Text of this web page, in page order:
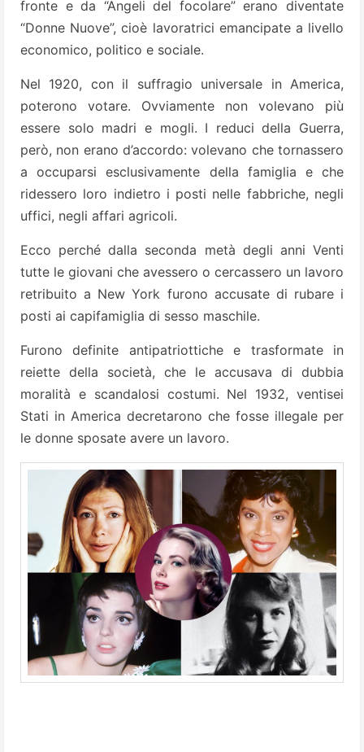
fronte e da “Angeli del focolare” erano diventate
“Donne Nuove”, cioè lavoratrici emancipate a livello
economico, politico e sociale.
Nel 1920, con il suffragio universale in America,
poterono votare. Ovviamente non volevano più
essere solo madri e mogli. I reduci della Guerra,
però, non erano d’accordo: volevano che tornassero
a occuparsi esclusivamente della famiglia e che
ridessero loro indietro i posti nelle fabbriche, negli
uffici, negli affari agricoli.
Ecco perché dalla seconda metà degli anni Venti
tutte le giovani che avessero o cercassero un lavoro
retribuito a New York furono accusate di rubare i
posti ai capifamiglia di sesso maschile.
Furono definite antipatriottiche e trasformate in
reiette della società, che le accusava di dubbia
moralità e scandalosi costumi. Nel 1932, ventisei
Stati in America decretarono che fosse illegale per
le donne sposate avere un lavoro.